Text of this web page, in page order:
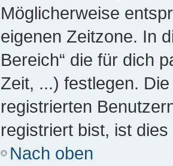
Möglicherweise
eigenen Zeitzone. In
Bereich“ die für dich
Zeit, ...) festlegen.
registrierten
registriert bist, ist
Nach oben